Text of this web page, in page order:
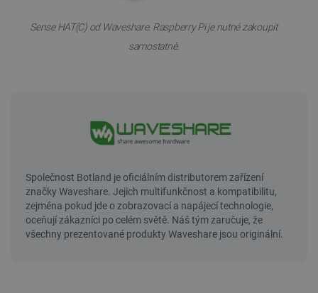
Sense HAT(C) od Waveshare. Raspberry Pi je nutné zakoupit
samostatně.